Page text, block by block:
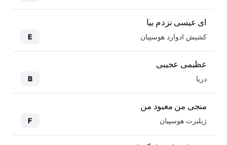
ای عیسی نزدم بیا
کشیش ادوارد هوسپیان E
عظیمی عجیبی
دریا B
منجی من معبود من
ژیلبرت هوسپیان F